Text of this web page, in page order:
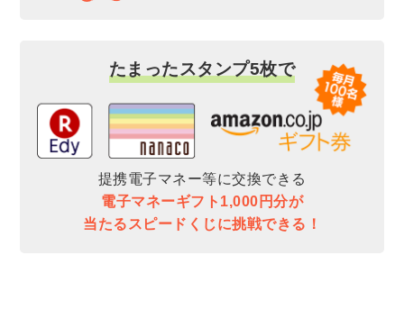
たまったスタンプ5枚で
提携電子マネー等に交換できる
電子マネーギフト1,000円分が
当たるスピードくじに挑戦できる！